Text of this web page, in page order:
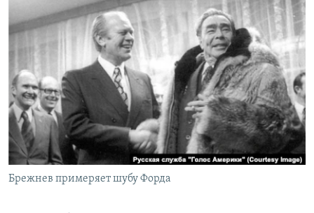
СОВЕТЫ ПРАВОЗАЩИТНИКОВ
ПРОПАВШИЕ БЕЗ ВЕСТИ
ПОБЕДИТЕЛЕЙ НЕ СУДЯТ?
КРЫМ.НЕПОКОРЕННЫЙ
ELIFBE
УКРАИНСКАЯ ПРОБЛЕМА КРЫМА
Qırımtatar
ПРИСОЕДИНЯЙТЕСЬ!
Все сайты RFE/RL
Брежнев примеряет шубу Форда